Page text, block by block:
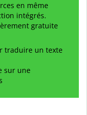
en même
intégrés.
gratuite
traduire un texte
sur une